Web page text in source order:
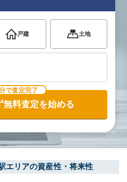
戸建 土地
で査定完了
無料査定を始める
エリアの資産性・将来性